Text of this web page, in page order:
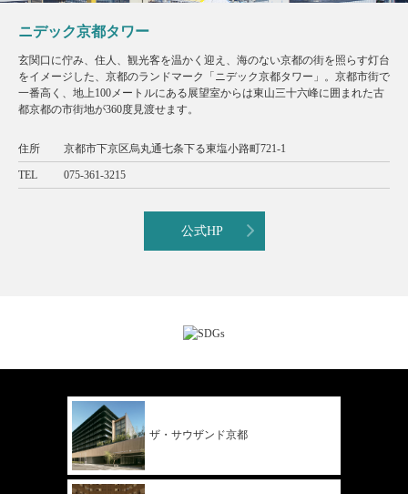
ニデック京都タワー
玄関口に佇み、住人、観光客を温かく迎え、海のない京都の街を照らす灯台
をイメージした、京都のランドマーク「ニデック京都タワー」。京都市街で
一番高く、地上100メートルにある展望室からは東山三十六峰に囲まれた古
都京都の市街地が360度見渡せます。
住所 京都市下京区烏丸通七条下る東塩小路町721-1
TEL 075-361-3215
公式HP
ザ・サウザンド京都